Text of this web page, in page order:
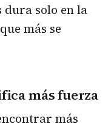
dura solo en la
más se
más fuerza
más